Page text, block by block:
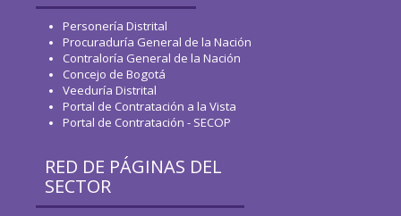
Personería Distrital
Procuraduría General de la Nación
Contraloría General de la Nación
Concejo de Bogotá
Veeduría Distrital
Portal de Contratación a la Vista
Portal de Contratación - SECOP
RED DE PÁGINAS DEL
SECTOR